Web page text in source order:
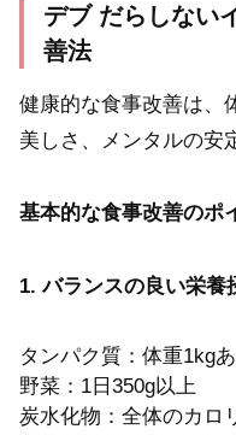
デブ だらしない
善法
健康的な食事改善は、
美しさ、メンタルの安
基本的な食事改善のポ
1. バランスの良い栄養
タンパク質：体重1kg
野菜：1日350g以上
炭水化物：全体のカロ